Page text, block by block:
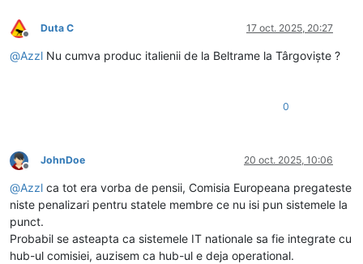
Deconectat
Duta C 17 oct. 2025, 20:27
@Azzl Nu cumva produc italienii de la Beltrame la Târgoviște ?
0
Deconectat
JohnDoe 20 oct. 2025, 10:06
@Azzl ca tot era vorba de pensii, Comisia Europeana pregateste
niste penalizari pentru statele membre ce nu isi pun sistemele la
punct.
Probabil se asteapta ca sistemele IT nationale sa fie integrate cu
hub-ul comisiei, auzisem ca hub-ul e deja operational.